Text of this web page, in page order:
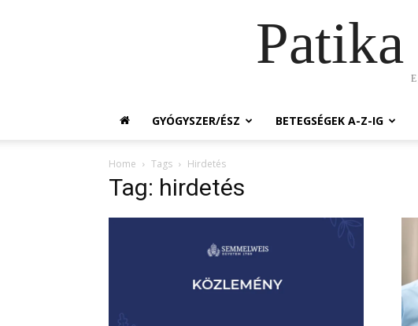
GYÓGYSZER/ÉSZ BETEGSÉGEK A-Z-IG
Home Tags Hirdetés
Tag: hirdetés